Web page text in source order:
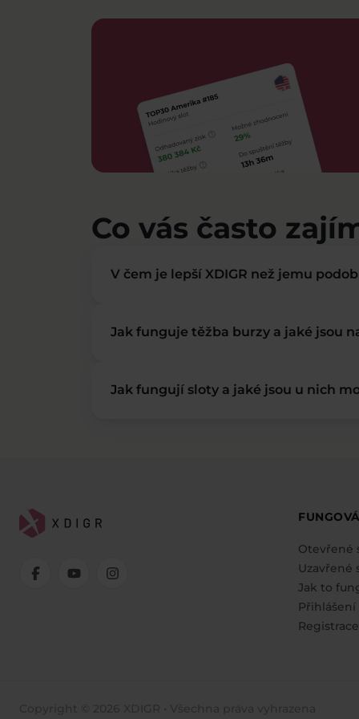
Co vás často
V čem je lepší XDIGR než jemu
Jak funguje těžba burzy a jaké jsou
Jak fungují sloty a jaké jsou u nich
Otevřené
Uzavřené
Jak to
Přihlášení
Registrace